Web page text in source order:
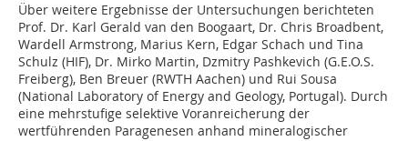
Über weitere Ergebnisse der Untersuchungen berichteten
Prof. Dr. Karl Gerald van den Boogaart, Dr. Chris Broadbent,
Wardell Armstrong, Marius Kern, Edgar Schach und Tina
Schulz (HIF), Dr. Mirko Martin, Dzmitry Pashkevich (G.E.O.S.
Freiberg), Ben Breuer (RWTH Aachen) und Rui Sousa
(National Laboratory of Energy and Geology, Portugal). Durch
eine mehrstufige selektive Voranreicherung der
wertführenden Paragenesen anhand mineralogischer